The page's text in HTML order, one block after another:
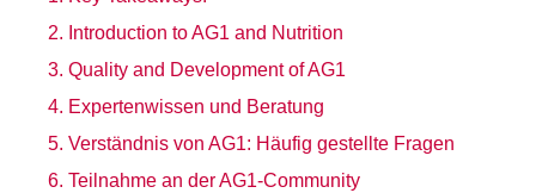
Introduction to AG1 and Nutrition
Quality and Development of AG1
Expertenwissen und Beratung
Verständnis von AG1: Häufig gestellte Fragen
Teilnahme an der AG1-Community